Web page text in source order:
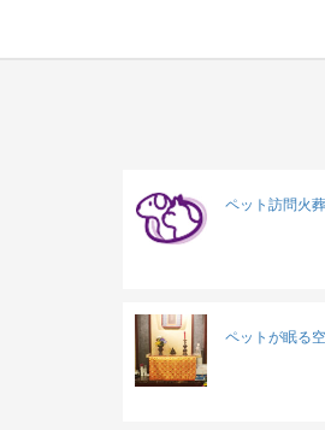
ペット訪問火葬
ペットが眠る